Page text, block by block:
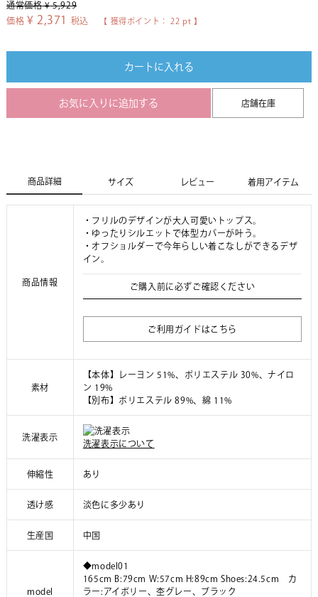
通常価格 ¥ 5,929
価格 ¥ 2,371 税込 【 獲得ポイント： 22 pt 】
カートに入れる
お気に入りに追加する 店舗在庫
商品詳細 サイズ レビュー 着用アイテム
商品情報
・フリルのデザインが大人可愛いトップス。
・ゆったりシルエットで体型カバーが叶う。
・オフショルダーで今年らしい着こなしができるデザ
イン。
ご購入前に必ずご確認ください
ご利用ガイドはこちら
素材
【本体】レーヨン 51%、ポリエステル 30%、ナイロ
ン 19%
【別布】ポリエステル 89%、綿 11%
洗濯表示
洗濯表示について
伸縮性 あり
透け感 淡色に多少あり
生産国 中国
model
◆model01
165cm B:79cm W:57cm H:89cm Shoes:24.5cm カ
ラー:アイボリー、杢グレー、ブラック